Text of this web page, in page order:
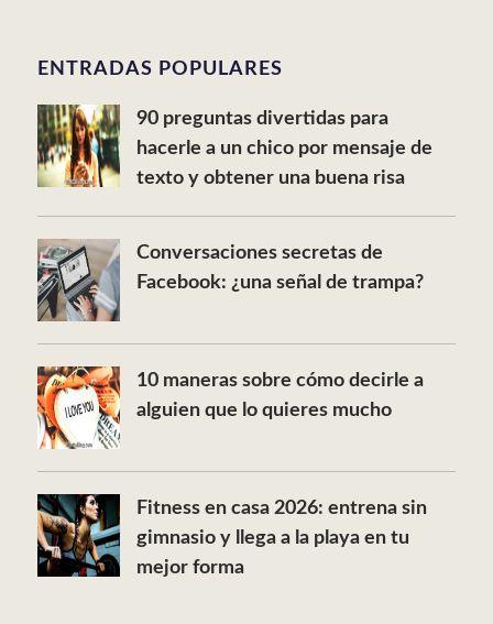
ENTRADAS POPULARES
90 preguntas divertidas para
hacerle a un chico por mensaje de
texto y obtener una buena risa
Conversaciones secretas de
Facebook: ¿una señal de trampa?
10 maneras sobre cómo decirle a
alguien que lo quieres mucho
Fitness en casa 2026: entrena sin
gimnasio y llega a la playa en tu
mejor forma